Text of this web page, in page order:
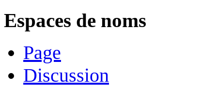
Espaces de noms
Page
Discussion